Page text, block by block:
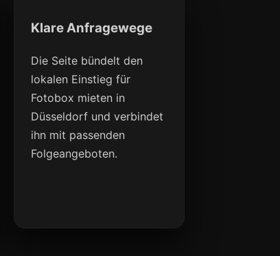
Klare Anfragewege
Die Seite bündelt den
lokalen Einstieg für
Fotobox mieten in
Düsseldorf und verbindet
ihn mit passenden
Folgeangeboten.